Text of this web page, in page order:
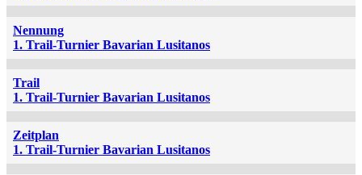
Nennung
1. Trail-Turnier Bavarian Lusitanos
Trail
1. Trail-Turnier Bavarian Lusitanos
Zeitplan
1. Trail-Turnier Bavarian Lusitanos